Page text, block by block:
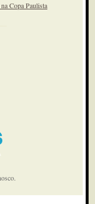
Copa Paulista